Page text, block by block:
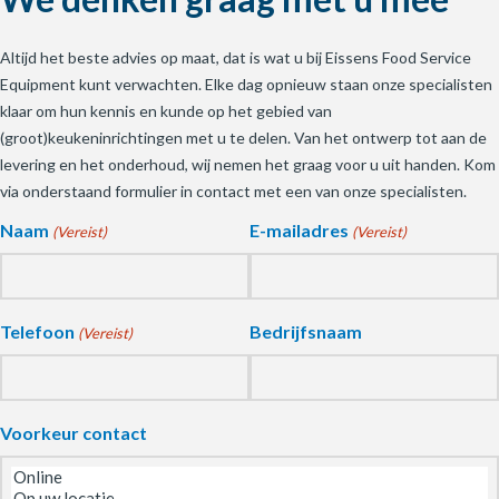
Altijd het beste advies op maat, dat is wat u bij Eissens Food Service
Equipment kunt verwachten. Elke dag opnieuw staan onze specialisten
klaar om hun kennis en kunde op het gebied van
(groot)keukeninrichtingen met u te delen. Van het ontwerp tot aan de
levering en het onderhoud, wij nemen het graag voor u uit handen. Kom
via onderstaand formulier in contact met een van onze specialisten.
Naam (Vereist) E-mailadres (Vereist)
Telefoon (Vereist) Bedrijfsnaam
Voorkeur contact